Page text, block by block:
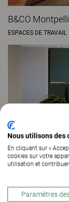
B&CO
ESPACES DE TRAVAIL
ESPACES DE TRAVAIL
Nous utilisons des
En cliquant sur «
cookies sur votre
utilisation et
Paramètres